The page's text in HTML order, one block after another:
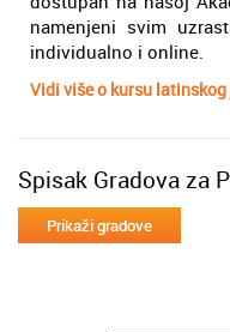
namenjeni svim
individualno i online.
Vidi više o kursu latinskog
Spisak Gradova za